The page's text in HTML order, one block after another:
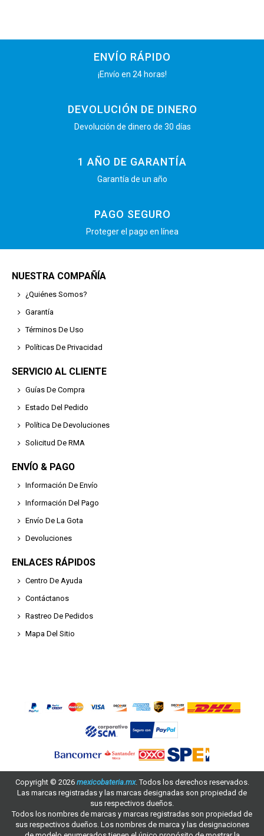
ENVÍO RÁPIDO
¡Envío en 24 horas!
DEVOLUCIÓN DE DINERO
Devolución de dinero de 30 días
1 AÑO DE GARANTÍA
Garantía de un año
PAGO SEGURO
Proteger el pago en línea
NUESTRA COMPAÑÍA
¿Quiénes Somos?
Garantía
Términos De Uso
Políticas De Privacidad
SERVICIO AL CLIENTE
Guías De Compra
Estado Del Pedido
Política De Devoluciones
Solicitud De RMA
ENVÍO & PAGO
Información De Envío
Información Del Pago
Envío De La Gota
Devoluciones
ENLACES RÁPIDOS
Centro De Ayuda
Contáctanos
Rastreo De Pedidos
Mapa Del Sitio
Copyright © 2026 mexicobateria.mx. Todos los derechos reservados.
Las marcas registradas y las marcas designadas son propiedad de
sus respectivos dueños.
Todos los nombres de marcas y marcas registradas son propiedad de
sus respectivos dueños. Los nombres de marca y las designaciones